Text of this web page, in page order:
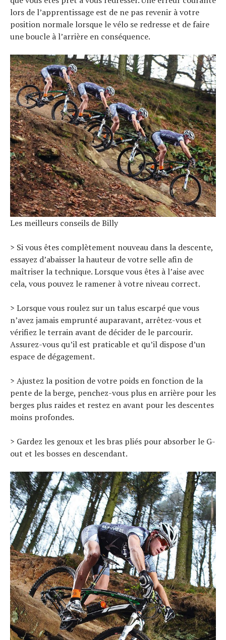
lors de l’apprentissage est de ne pas revenir à votre
position normale lorsque le vélo se redresse et de faire
une boucle à l’arrière en conséquence.
Les meilleurs conseils de Billy
> Si vous êtes complètement nouveau dans la descente,
essayez d’abaisser la hauteur de votre selle afin de
maîtriser la technique. Lorsque vous êtes à l’aise avec
cela, vous pouvez le ramener à votre niveau correct.
> Lorsque vous roulez sur un talus escarpé que vous
n’avez jamais emprunté auparavant, arrêtez-vous et
vérifiez le terrain avant de décider de le parcourir.
Assurez-vous qu’il est praticable et qu’il dispose d’un
espace de dégagement.
> Ajustez la position de votre poids en fonction de la
pente de la berge, penchez-vous plus en arrière pour les
berges plus raides et restez en avant pour les descentes
moins profondes.
> Gardez les genoux et les bras pliés pour absorber le G-
out et les bosses en descendant.